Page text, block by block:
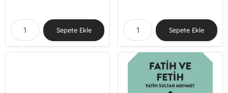
Sepete Ekle Sepete Ekle